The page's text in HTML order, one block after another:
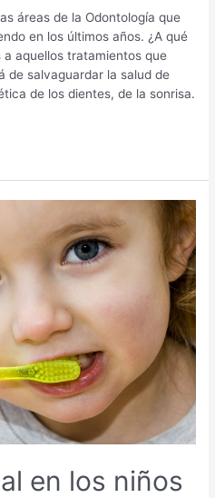
áreas de la Odontología que
en los últimos años. ¿A qué
a aquellos tratamientos que
de salvaguardar la salud de
de los dientes, de la sonrisa.
en los niños